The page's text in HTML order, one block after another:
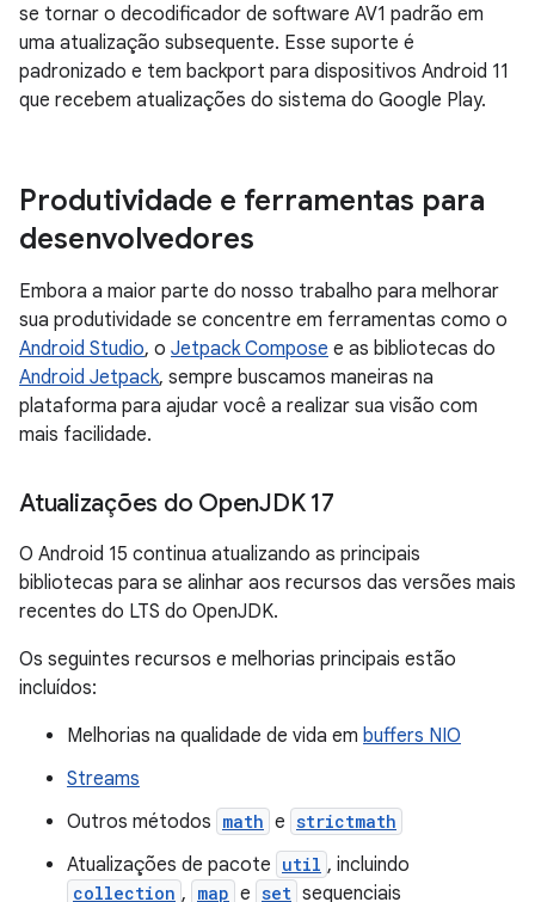
se tornar o decodificador de software AV1 padrão em
uma atualização subsequente. Esse suporte é
padronizado e tem backport para dispositivos Android 11
que recebem atualizações do sistema do Google Play.
Produtividade e ferramentas para
desenvolvedores
Embora a maior parte do nosso trabalho para melhorar
sua produtividade se concentre em ferramentas como o
Android Studio, o Jetpack Compose e as bibliotecas do
Android Jetpack, sempre buscamos maneiras na
plataforma para ajudar você a realizar sua visão com
mais facilidade.
Atualizações do OpenJDK 17
O Android 15 continua atualizando as principais
bibliotecas para se alinhar aos recursos das versões mais
recentes do LTS do OpenJDK.
Os seguintes recursos e melhorias principais estão
incluídos:
Melhorias na qualidade de vida em buffers NIO
Streams
Outros métodos math e strictmath
Atualizações de pacote util , incluindo
collection , map e set sequenciais